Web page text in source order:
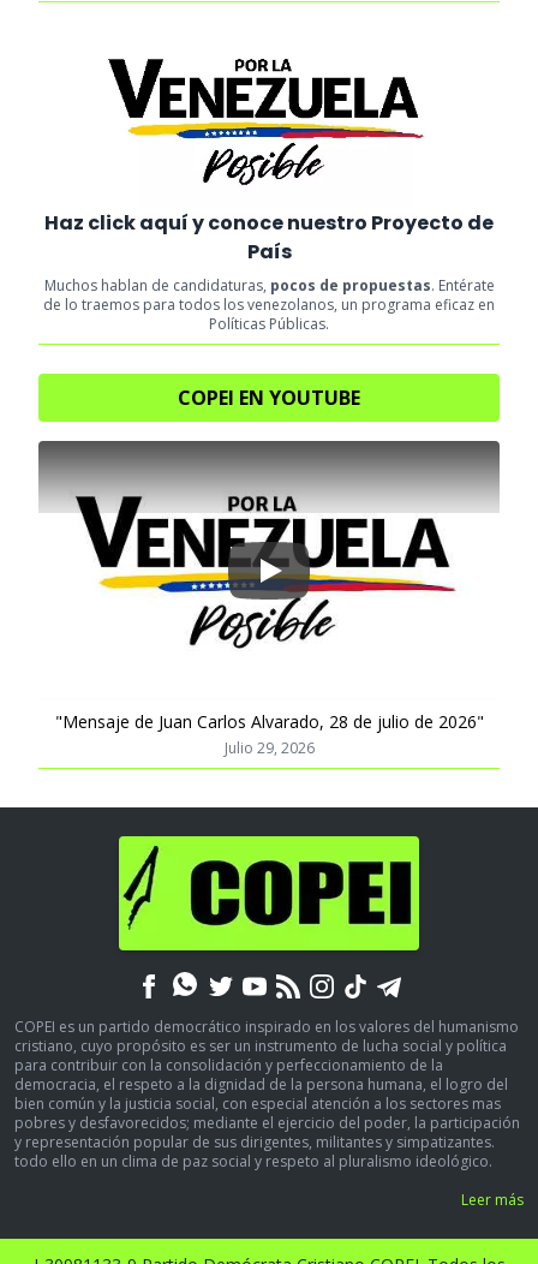
Haz click aquí y conoce nuestro Proyecto de
País
Muchos hablan de candidaturas, pocos de propuestas. Entérate
de lo traemos para todos los venezolanos, un programa eficaz en
Políticas Públicas.
COPEI EN YOUTUBE
Play
"Mensaje de Juan Carlos Alvarado, 28 de julio de 2026"
Julio 29, 2026
COPEI es un partido democrático inspirado en los valores del humanismo
cristiano, cuyo propósito es ser un instrumento de lucha social y política
para contribuir con la consolidación y perfeccionamiento de la
democracia, el respeto a la dignidad de la persona humana, el logro del
bien común y la justicia social, con especial atención a los sectores mas
pobres y desfavorecidos; mediante el ejercicio del poder, la participación
y representación popular de sus dirigentes, militantes y simpatizantes.
todo ello en un clima de paz social y respeto al pluralismo ideológico.
Leer más